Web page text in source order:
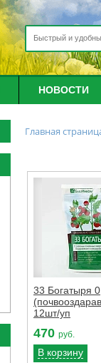
НОВОСТИ
Главная
33 Богатыря
12шт/уп
470 руб.
В корзину